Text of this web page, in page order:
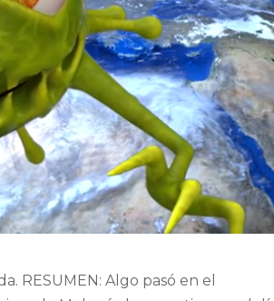
RESUMEN: Algo pasó en el